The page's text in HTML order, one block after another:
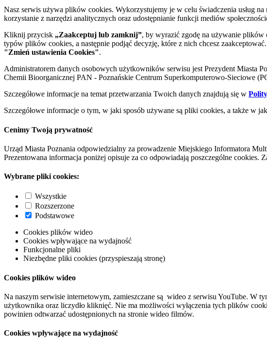
Nasz serwis używa plików cookies. Wykorzystujemy je w celu świadczenia usług
korzystanie z narzędzi analitycznych oraz udostępnianie funkcji mediów
Kliknij przycisk „Zaakceptuj lub zamknij”, by wyrazić zgodę na używanie plików
typów plików cookies, a następnie podjąć decyzję, które z nich chcesz
"Zmień ustawienia Cookies".
Administratorem danych osobowych użytkowników serwisu jest Prezydent Miasta
Chemii Bioorganicznej PAN - Poznańskie Centrum Superkomputerowo-Sieciowe
Szczegółowe informacje na temat przetwarzania Twoich danych znajdują się w
Szczegółowe informacje o tym, w jaki sposób używane są pliki cookies, a także w
Cenimy Twoją prywatność
Urząd Miasta Poznania odpowiedzialny za prowadzenie Miejskiego Informatora
Prezentowana informacja poniżej opisuje za co odpowiadają poszczególne
Wybrane pliki cookies:
Wszystkie
Rozszerzone
Podstawowe
Cookies plików wideo
Cookies wpływające na wydajność
Funkcjonalne pliki
Niezbędne pliki cookies (przyspieszają stronę)
Cookies plików wideo
Na naszym serwisie internetowym, zamieszczane są wideo z serwisu YouTube. W
użytkownika oraz liczydło kliknięć. Nie ma możliwości wyłączenia tych plików
powinien odtwarzać udostępnionych na stronie wideo filmów.
Cookies wpływające na wydajność